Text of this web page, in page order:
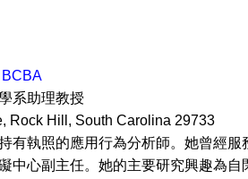
BCBA
系助理教授
Rock Hill, South Carolina 29733
有執照的應用行為分析師。她曾經
中心副主任。她的主要研究興趣為